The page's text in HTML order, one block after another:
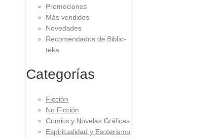
Promociones
Más vendidos
Novedades
Recomendados de Biblio-
teka
Categorías
Ficción
No Ficción
Comics y Novelas Gráficas
Espiritualidad y Esoterismo